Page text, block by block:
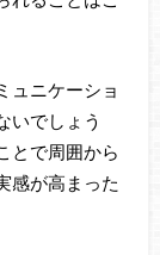
ュニケーショ
いでしょう
とで周囲から
感が高まった